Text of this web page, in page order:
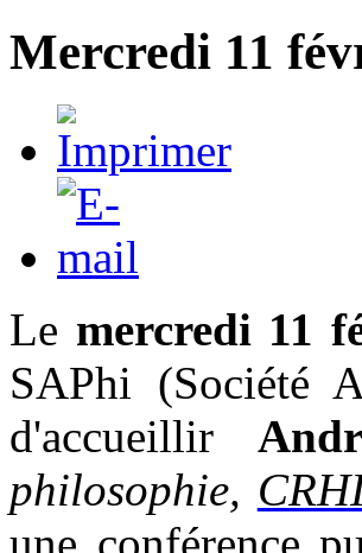
Mercredi 11
Le mercredi 11
SAPhi (Société
d'accueillir
philosophie,
une conférence